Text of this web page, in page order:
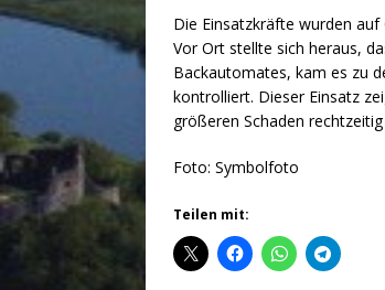
Die Einsatzkräfte wurden
Vor Ort stellte sich heraus,
Backautomates, kam es zu
kontrolliert. Dieser Einsatz
größeren Schaden
Foto: Symbolfoto
Teilen mit: